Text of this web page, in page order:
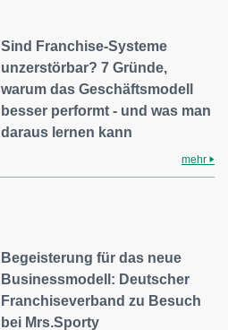
Sind Franchise-Systeme
unzerstörbar? 7 Gründe,
warum das Geschäftsmodell
besser performt - und was man
daraus lernen kann
mehr
Begeisterung für das neue
Businessmodell: Deutscher
Franchiseverband zu Besuch
bei Mrs.Sporty